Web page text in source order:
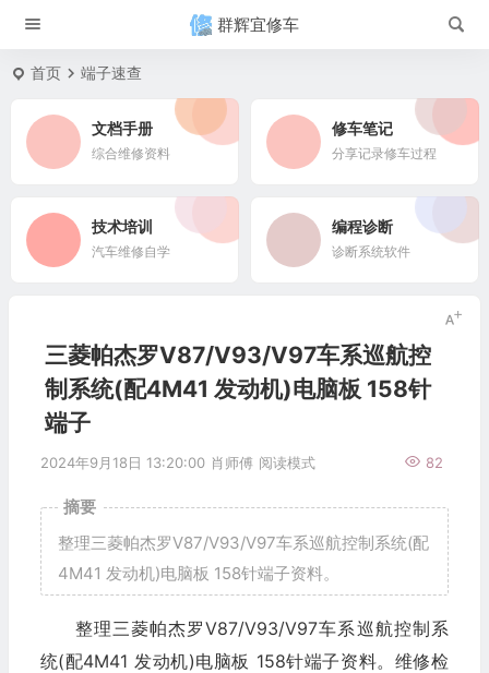
群辉宜修车
首页 端子速查
文档手册
综合维修资料
修车笔记
分享记录修车过程
技术培训
汽车维修自学
编程诊断
诊断系统软件
三菱帕杰罗V87/V93/V97车系巡航控
制系统(配4M41 发动机)电脑板 158针
端子
2024年9月18日 13:20:00 肖师傅 82
阅读模式
摘要
整理三菱帕杰罗V87/V93/V97车系巡航控制系统(配
4M41 发动机)电脑板 158针端子资料。
整理三菱帕杰罗V87/V93/V97车系巡航控制系
统(配4M41 发动机)电脑板 158针端子资料。维修检